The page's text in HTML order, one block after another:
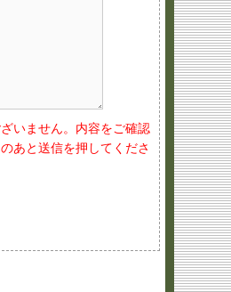
いません。内容をご確認
あと送信を押してくださ